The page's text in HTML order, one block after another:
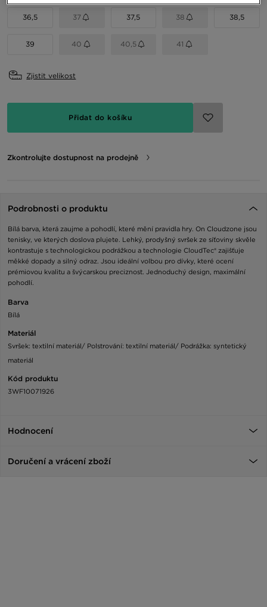
36,5 37 37,5 38 38,5
39 40 40,5 41
Zjistit velikost
Přidat do košíku
Zkontrolujte dostupnost na prodejně
Podrobnosti o produktu
Bílá barva, která zaujme a pohodlí, které mění pravidla hry. On Cloudzone jsou
tenisky, ve kterých doslova plujete. Lehký, prodyšný svršek ze síťoviny skvěle
kontrastuje s technologickou podrážkou a technologie CloudTec® zajišťuje
měkké dopady a silný odraz. Jsou ideální volbou pro dívky, které ocení
prémiovou kvalitu a švýcarskou preciznost. Jednoduchý design, maximální
pohodlí.
Barva
Bílá
Materiál
Svršek: textilní materiál/ Polstrování: textilní materiál/ Podrážka: syntetický
materiál
Kód produktu
3WF10071926
Hodnocení
Doručení a vrácení zboží